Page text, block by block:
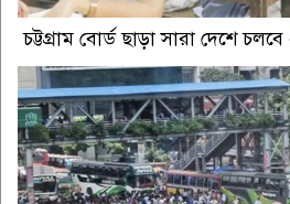
চট্টগ্রাম বোর্ড ছাড়া সারা দেশে